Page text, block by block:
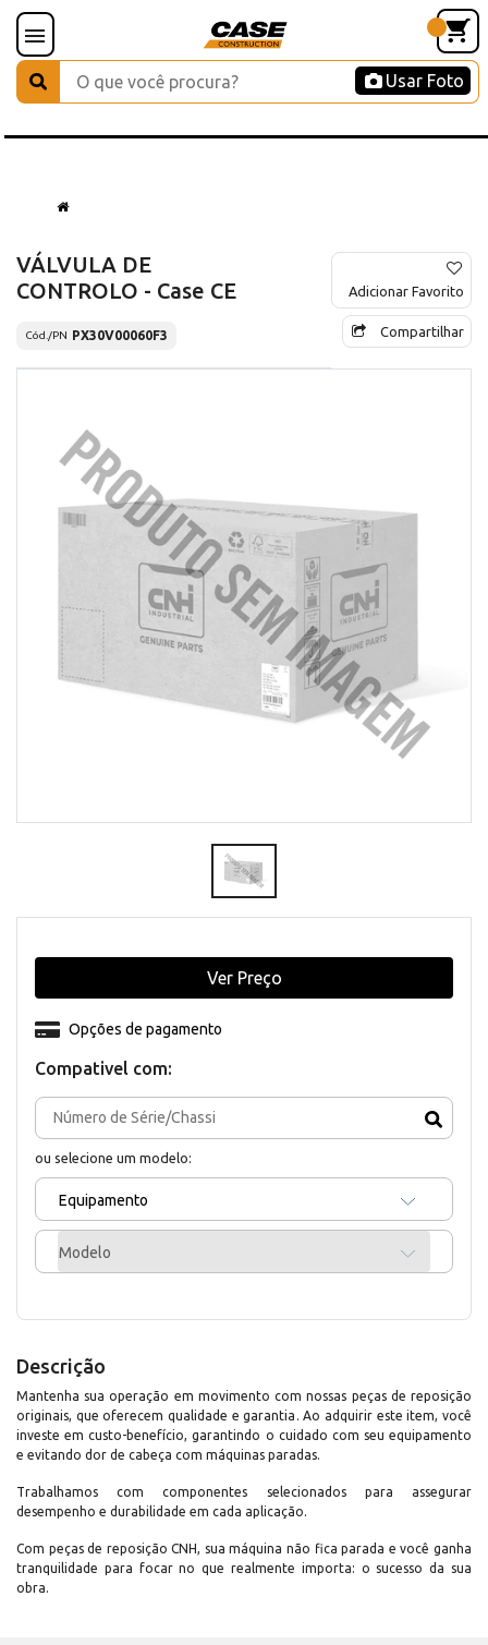
Usar Foto
VÁLVULA DE
CONTROLO - Case CE
Cód./PN PX30V00060F3
Adicionar Favorito
Compartilhar
Compativel com:
ou selecione um modelo:
Equipamento
Modelo
Opções de pagamento
Ver Preço
Descrição
Mantenha sua operação em movimento com nossas peças de reposição
originais, que oferecem qualidade e garantia. Ao adquirir este item, você
investe em custo-benefício, garantindo o cuidado com seu equipamento
e evitando dor de cabeça com máquinas paradas.
Trabalhamos com componentes selecionados para assegurar
desempenho e durabilidade em cada aplicação.
Com peças de reposição CNH, sua máquina não fica parada e você ganha
tranquilidade para focar no que realmente importa: o sucesso da sua
obra.